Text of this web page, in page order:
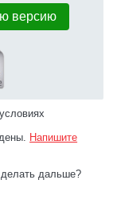
версию
Напишите
дальше?